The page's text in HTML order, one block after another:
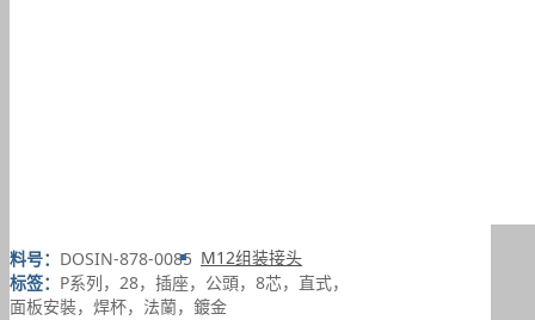
M12组装接头
料号： DOSIN-878-0085
标签： P系列，28，插座，公頭，8芯，直式，
面板安裝，焊杯，法蘭，鍍金